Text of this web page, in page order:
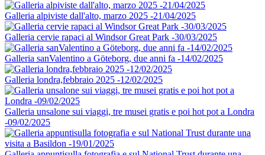
Galleria alpiviste dall'alto, marzo 2025 -21/04/2025
Galleria cervie rapaci al Windsor Great Park -30/03/2025
Galleria sanValentino a Göteborg, due anni fa -14/02/2025
Galleria londra,febbraio 2025 -12/02/2025
Galleria unsalone sui viaggi, tre musei gratis e poi hot pot a Londra
-09/02/2025